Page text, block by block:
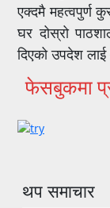
एक्दमै महत्वपुर्ण
घर दोस्रो
दिएको उपदेश
फेसबुकमा
थप समाचार